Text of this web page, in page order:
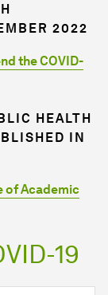
2022
the COVID-
HEALTH
IN
of Academic
19